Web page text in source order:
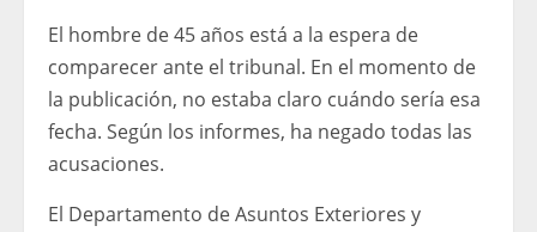
El hombre de 45 años está a la espera de
comparecer ante el tribunal. En el momento de
la publicación, no estaba claro cuándo sería esa
fecha. Según los informes, ha negado todas las
acusaciones.
El Departamento de Asuntos Exteriores y